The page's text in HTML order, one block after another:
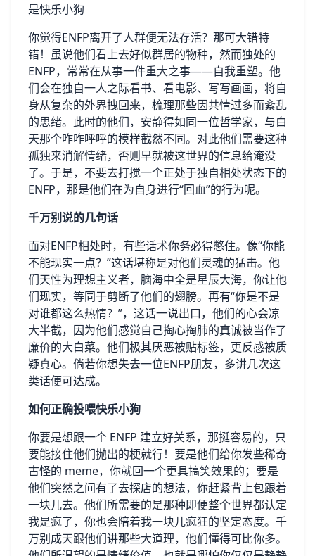
你觉得ENFP离开了人群便无法存活？那可大错特
错！虽说他们看上去好似群居的物种，然而独处的
ENFP，常常在从事一件重大之事——自我重塑。他
们会在独自一人之际看书、看电影、写写画画，将自
身从复杂的外界拽回来，梳理那些因共情过多而紊乱
的思绪。此时的他们，安静得如同一位哲学家，与白
天那个咋咋呼呼的模样截然不同。对此他们需要这种
孤独来消解情绪，否则早就被这世界的信息给淹没
了。于是，不要去打搅一个正处于独自相处状态下的
ENFP，那是他们在为自身进行“回血”的行为呢。
千万别说的几句话
面对ENFP相处时，有些话术你务必得憋住。像“你能
不能现实一点？”这话堪称是对他们灵魂的猛击。他
们天性为理想主义者，脑海中全是星辰大海，你让他
们现实，等同于剪断了他们的翅膀。再有“你是不是
对谁都这么热情？”，这话一说出口，他们的心会凉
大半截，因为他们感觉自己掏心掏肺的真诚被当作了
廉价的大白菜。他们极其厌恶被贴标签，更反感被质
疑真心。倘若你想失去一位ENFP朋友，多讲几次这
类话便可达成。
如何正确投喂快乐小狗
你要是想跟一个 ENFP 建立好关系，那挺容易的，只
要能接住他们抛出的梗就行！要是他们给你发些稀奇
古怪的 meme，你就回一个更具搞笑效果的；要是
他们突然之间有了去探店的想法，你赶紧背上包跟着
一块儿去。他们所需要的是那种即便整个世界都认定
我是疯了，你也会陪着我一块儿疯狂的坚定态度。千
万别成天跟他们讲那些大道理，他们懂得可比你多。